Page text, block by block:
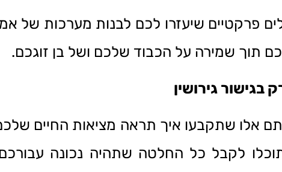
פרקטיים שיעזרו לכם לבנות מערכות של
תוך שמירה על הכבוד שלכם ושל בן זוגכם.
גירושין
אלו שתקבעו איך תראה מציאות החיים
לקבל כל החלטה שתהיה נכונה